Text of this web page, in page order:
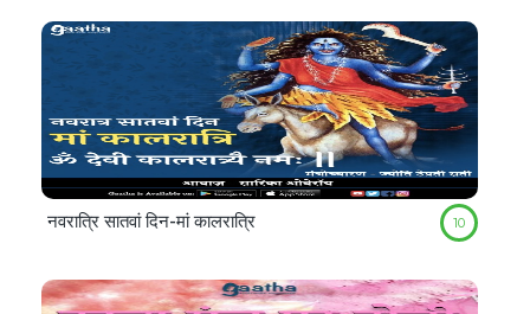
नवरात्रि सातवां दिन-मां कालरात्रि 10